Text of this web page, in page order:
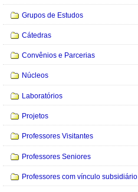
Grupos de Estudos
Cátedras
Convênios e Parcerias
Núcleos
Laboratórios
Projetos
Professores Visitantes
Professores Seniores
Professores com vínculo subsidiário